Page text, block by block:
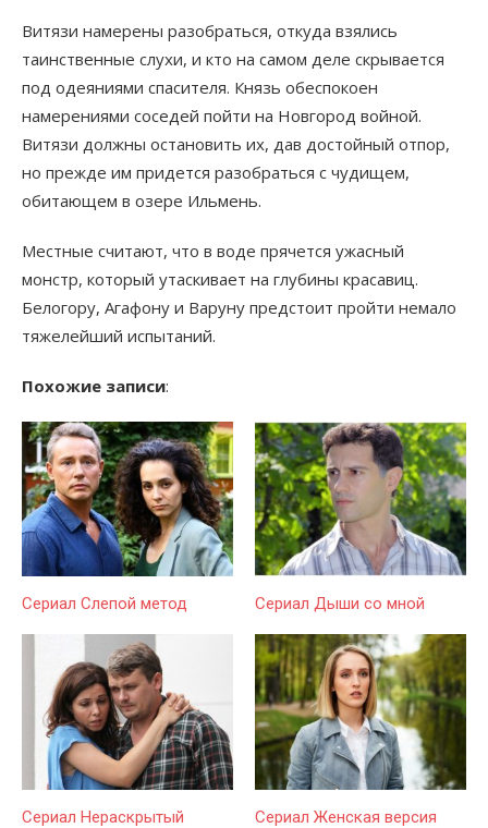
Витязи намерены разобраться, откуда взялись
таинственные слухи, и кто на самом деле скрывается
под одеяниями спасителя. Князь обеспокоен
намерениями соседей пойти на Новгород войной.
Витязи должны остановить их, дав достойный отпор,
но прежде им придется разобраться с чудищем,
обитающем в озере Ильмень.
Местные считают, что в воде прячется ужасный
монстр, который утаскивает на глубины красавиц.
Белогору, Агафону и Варуну предстоит пройти немало
тяжелейший испытаний.
Похожие записи:
Сериал Слепой метод Сериал Дыши со мной
Сериал Нераскрытый
Сериал Женская версия